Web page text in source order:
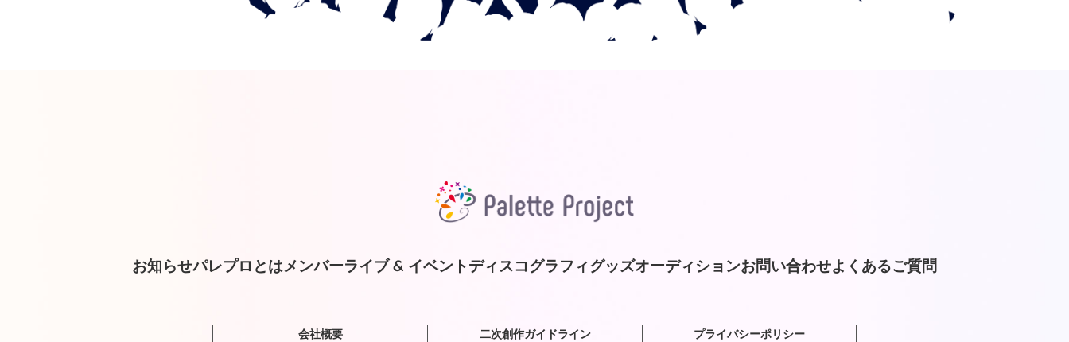
お知らせパレプロとはメンバーライブ & イベントディスコグラフィグッズオーディションお問い合わせよくあるご質問
会社概要 二次創作ガイドライン プライバシーポリシー